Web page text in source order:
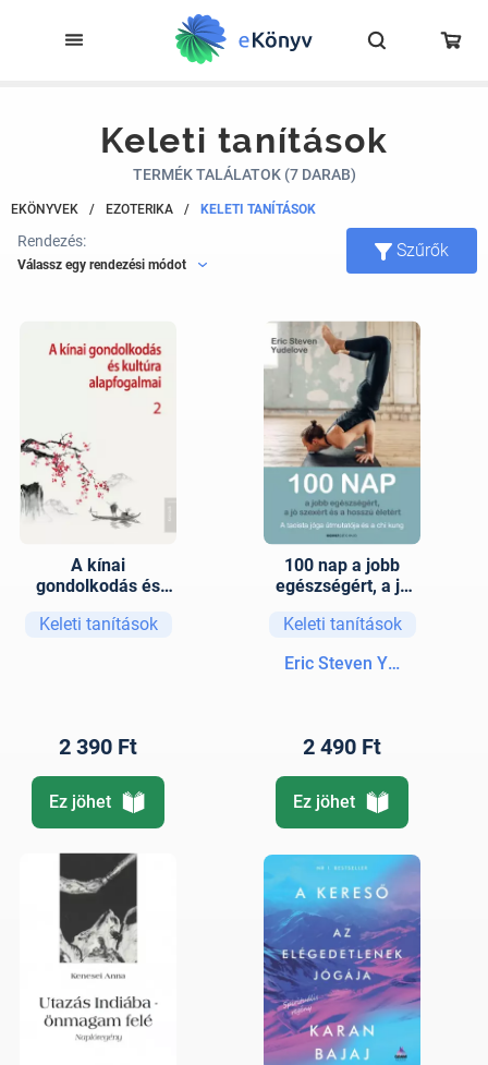
Keleti tanítások
TERMÉK TALÁLATOK (7 DARAB)
EKÖNYVEK / EZOTERIKA / KELETI TANÍTÁSOK
Rendezés:
Válassz egy rendezési módot
Szűrők
A kínai
gondolkodás és
alapfogalmai 2.
Keleti tanítások
2 390 Ft
Ez jöhet
100 nap a jobb
egészségért, a jó
életért
Keleti tanítások
Eric Steven Yudelove
2 490 Ft
Ez jöhet